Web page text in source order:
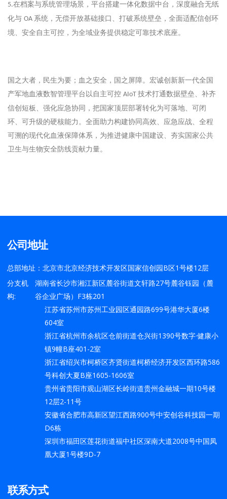
5.在档案与系统管理场景，平台搭建一体化数据中台，深度融合无纸
化与 OA 系统，无偿开放基础接口、打破系统壁垒，全面适配信创环
境、安全自主可控，为全域业务提供稳定可靠技术底座。
国之大者，民生为要；血之安全，国之屏障。宏诚创新新一代全国
产军地血液数智管理平台以自主可控 AIoT 技术打通数据壁垒、补齐
信创短板、强化应急协同，把国家顶层部署转化为可落地、可闭
环、可升级的硬核能力。全面助力构建协同高效、应急应战、全程
可溯的现代化血液保障体系，为推进健康中国建设、夯实国家公共
卫生与生物安全防线贡献力量。
公司地址
总部地址：北京市北京经济技术开发区国家信创园B区1号楼12层
分支机
构:
湖南省长沙市湘江新区麓谷街道文轩路27号麓谷钰园（麓
谷企业广场）F3栋201
江苏省苏州市苏州工业园区通园路699号港华大厦6楼
604室
浙江省杭州市余杭区仓前街道仓兴街1390号数字·健康小
镇9幢B座401-2室
浙江省绍兴市柯桥区齐贤街道柯桥经济开发区西环路586
号科创大夏B座1605-1606室
贵州省贵阳市观山湖区长岭街道贵州金融城一期10号楼
12层2-11号
安徽省合肥市高新区望江西路900号中安创谷科技园一期
D6栋
深圳市福田区莲花街道福中社区深南大道2008号中国凤
凰大厦1号楼9D-7
联系方式